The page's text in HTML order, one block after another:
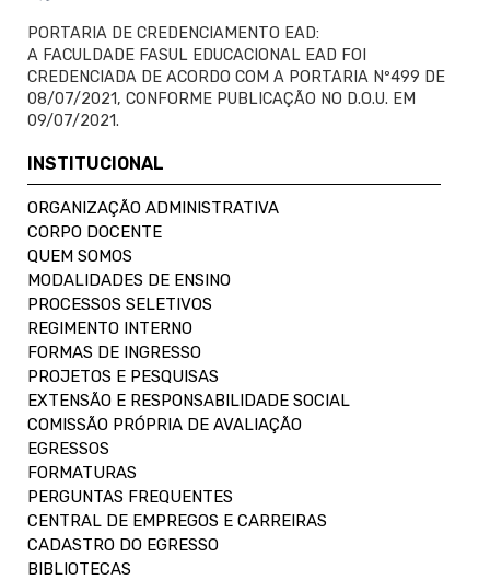
PORTARIA DE CREDENCIAMENTO EAD:
A FACULDADE FASUL EDUCACIONAL EAD FOI
CREDENCIADA DE ACORDO COM A PORTARIA Nº499 DE
08/07/2021, CONFORME PUBLICAÇÃO NO D.O.U. EM
09/07/2021.
INSTITUCIONAL
ORGANIZAÇÃO ADMINISTRATIVA
CORPO DOCENTE
QUEM SOMOS
MODALIDADES DE ENSINO
PROCESSOS SELETIVOS
REGIMENTO INTERNO
FORMAS DE INGRESSO
PROJETOS E PESQUISAS
EXTENSÃO E RESPONSABILIDADE SOCIAL
COMISSÃO PRÓPRIA DE AVALIAÇÃO
EGRESSOS
FORMATURAS
PERGUNTAS FREQUENTES
CENTRAL DE EMPREGOS E CARREIRAS
CADASTRO DO EGRESSO
BIBLIOTECAS